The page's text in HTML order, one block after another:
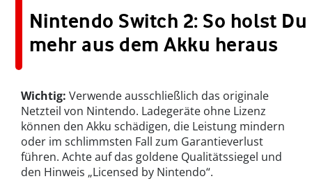
Nintendo Switch 2: So holst Du
mehr aus dem Akku heraus
Wichtig: Verwende ausschließlich das originale
Netzteil von Nintendo. Ladegeräte ohne Lizenz
können den Akku schädigen, die Leistung mindern
oder im schlimmsten Fall zum Garantieverlust
führen. Achte auf das goldene Qualitätssiegel und
den Hinweis „Licensed by Nintendo“.